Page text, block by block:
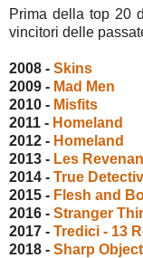
Prima della top 20
vincitori delle
2008 - Skins
2009 - Mad Men
2010 - Misfits
2011 - Homeland
2012 - Homeland
2013 - Les
2014 - True
2015 - Flesh and
2016 - Stranger
2017 - Tredici - 13
2018 - Sharp